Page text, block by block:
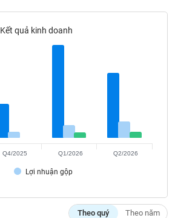
Kết quả kinh doanh
Lợi nhuận gộp
Q4/2025 Q1/2026 Q2/2026
Theo quý Theo năm